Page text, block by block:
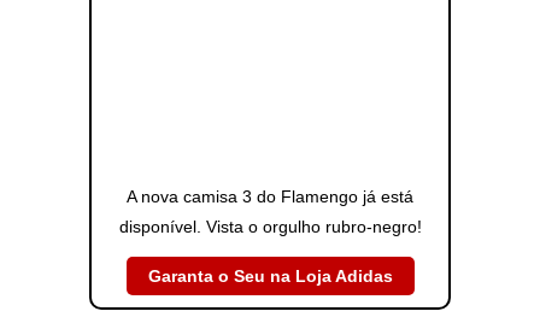
A nova camisa 3 do Flamengo já está
disponível. Vista o orgulho rubro-negro!
Garanta o Seu na Loja Adidas